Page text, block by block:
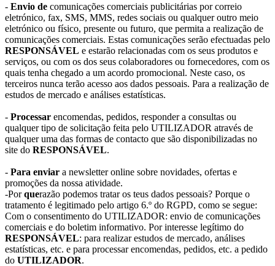
- Envio de comunicações comerciais publicitárias por correio
eletrónico, fax, SMS, MMS, redes sociais ou qualquer outro meio
eletrónico ou físico, presente ou futuro, que permita a realização de
comunicações comerciais. Estas comunicações serão efectuadas pelo
RESPONSÁVEL e estarão relacionadas com os seus produtos e
serviços, ou com os dos seus colaboradores ou fornecedores, com os
quais tenha chegado a um acordo promocional. Neste caso, os
terceiros nunca terão acesso aos dados pessoais. Para a realização de
estudos de mercado e análises estatísticas.
- Processar encomendas, pedidos, responder a consultas ou
qualquer tipo de solicitação feita pelo UTILIZADOR através de
qualquer uma das formas de contacto que são disponibilizadas no
site do RESPONSÁVEL.
- Para enviar a newsletter online sobre novidades, ofertas e
promoções da nossa atividade.
-Porquerazão podemos tratar os teus dados pessoais? Porque o
tratamento é legitimado pelo artigo 6.º do RGPD, como se segue:
Com o consentimento do UTILIZADOR: envio de comunicações
comerciais e do boletim informativo. Por interesse legítimo do
RESPONSÁVEL: para realizar estudos de mercado, análises
estatísticas, etc. e para processar encomendas, pedidos, etc. a pedido
do UTILIZADOR.